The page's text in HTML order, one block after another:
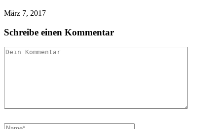
März 7, 2017
Schreibe einen Kommentar